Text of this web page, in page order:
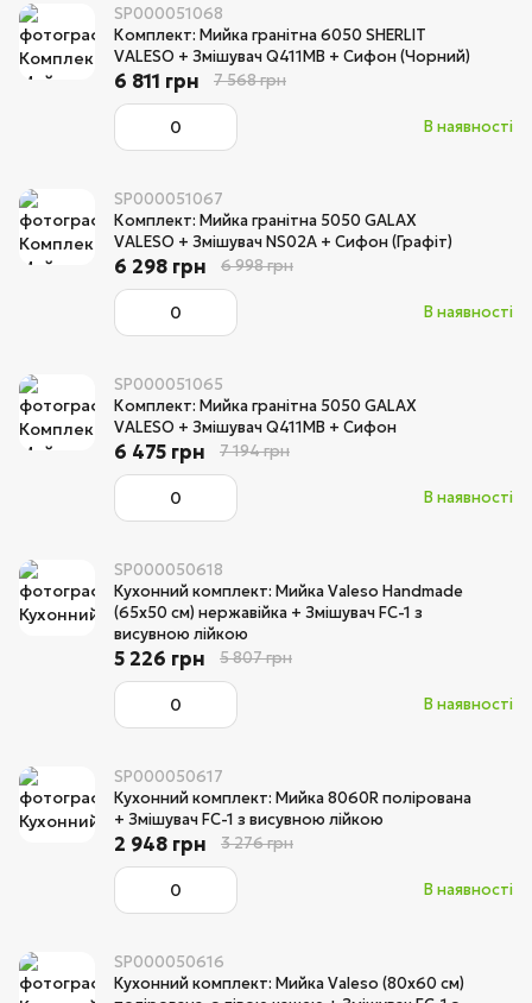
SP000051068
Комплект: Мийка гранітна 6050 SHERLIT
VALESO + Змішувач Q411MB + Сифон (Чорний)
В наявності
6 811 грн 7 568 грн
SP000051067
Комплект: Мийка гранітна 5050 GALAX
VALESO + Змішувач NS02A + Сифон (Графіт)
В наявності
6 298 грн 6 998 грн
SP000051065
Комплект: Мийка гранітна 5050 GALAX
VALESO + Змішувач Q411MB + Сифон
В наявності
6 475 грн 7 194 грн
SP000050618
Кухонний комплект: Мийка Valeso Handmade
(65x50 см) нержавійка + Змішувач FC-1 з
висувною лійкою
В наявності
5 226 грн 5 807 грн
SP000050617
Кухонний комплект: Мийка 8060R полірована
+ Змішувач FC-1 з висувною лійкою
В наявності
2 948 грн 3 276 грн
SP000050616
Кухонний комплект: Мийка Valeso (80x60 см)